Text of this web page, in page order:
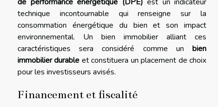
technique incontournable qui renseigne sur la
consommation énergétique du bien et son impact
environnemental. Un bien immobilier alliant ces
caractéristiques sera considéré comme un bien
immobilier durable et constituera un placement de choix
pour les investisseurs avisés.
Financement et fiscalité